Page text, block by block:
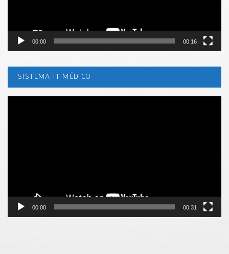
00:00 00:16
SISTEMA IT MÉDICO
00:00 00:31